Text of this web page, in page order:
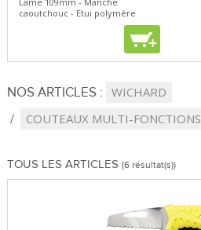
caoutchouc - Etui polymère
+
NOS ARTICLES : WICHARD
COUTEAUX MULTI-FONCTIONS
TOUS LES ARTICLES (6 résultat(s))